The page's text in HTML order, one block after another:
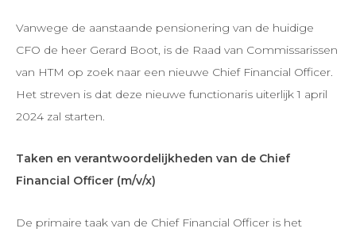
Vanwege de aanstaande pensionering van de huidige
CFO de heer Gerard Boot, is de Raad van Commissarissen
van HTM op zoek naar een nieuwe Chief Financial Officer.
Het streven is dat deze nieuwe functionaris uiterlijk 1 april
2024 zal starten.
Taken en verantwoordelijkheden van de Chief
Financial Officer (m/v/x)
De primaire taak van de Chief Financial Officer is het